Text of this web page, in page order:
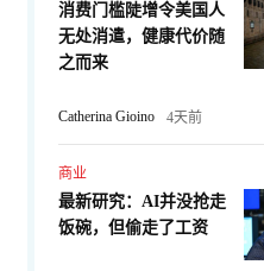
消费门槛陡增令美国人
无处消遣，健康代价随
之而来
Catherina Gioino 4天前
商业
最新研究：AI并没抢走
饭碗，但偷走了工资